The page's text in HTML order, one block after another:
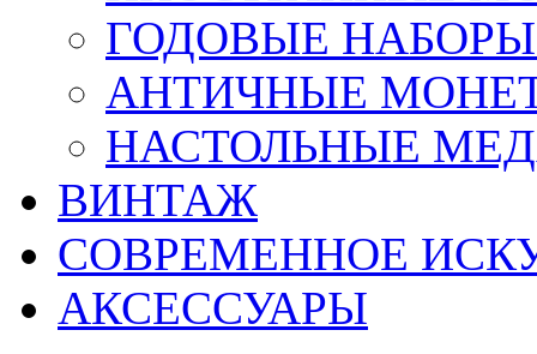
ГОДОВЫЕ НАБОРЫ
АНТИЧНЫЕ
НАСТОЛЬНЫЕ
ВИНТАЖ
СОВРЕМЕННОЕ
АКСЕССУАРЫ